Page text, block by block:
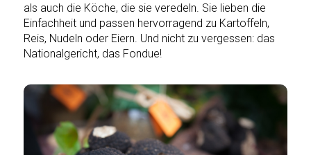
als auch die Köche, die sie veredeln. Sie lieben die
Einfachheit und passen hervorragend zu Kartoffeln,
Reis, Nudeln oder Eiern. Und nicht zu vergessen: das
Nationalgericht, das Fondue!